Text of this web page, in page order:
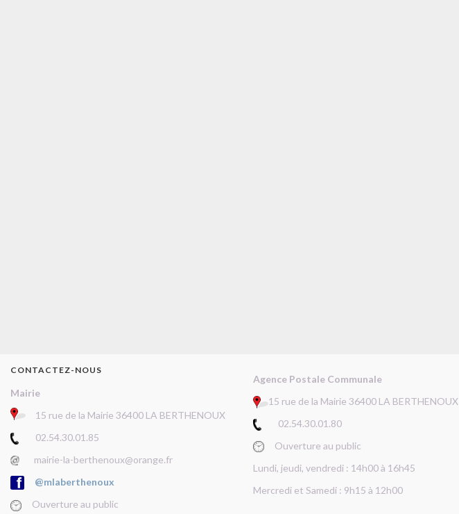
CONTACTEZ-NOUS
Mairie
15 rue de la Mairie 36400 LA BERTHENOUX
02.54.30.01.85
mairie-la-berthenoux@orange.fr
@mlaberthenoux
Ouverture au public
Agence Postale Communale
15 rue de la Mairie 36400 LA BERTHENOUX
02.54.30.01.80
Ouverture au public
Lundi, jeudi, vendredi : 14h00 à 16h45
Mercredi et Samedi : 9h15 à 12h00